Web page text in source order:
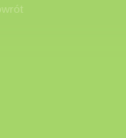
Jacnia 2015
Brańka